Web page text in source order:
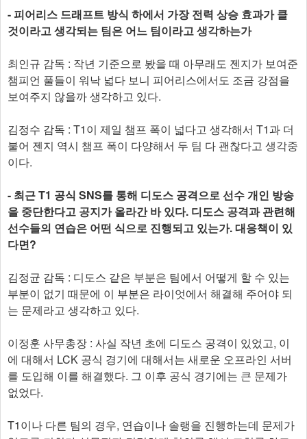
- 피어리스 드래프트 방식 하에서 가장 전력 상승 효과가 클
것이라고 생각되는 팀은 어느 팀이라고 생각하는가
최인규 감독 : 작년 기준으로 봤을 때 아무래도 젠지가 보여준
챔피언 풀들이 워낙 넓다 보니 피어리스에서도 조금 강점을
보여주지 않을까 생각하고 있다.
김정수 감독 : T1이 제일 챔프 폭이 넓다고 생각해서 T1과 더
불어 젠지 역시 챔프 폭이 다양해서 두 팀 다 괜찮다고 생각중
이다.
- 최근 T1 공식 SNS를 통해 디도스 공격으로 선수 개인 방송
을 중단한다고 공지가 올라간 바 있다. 디도스 공격과 관련해
선수들의 연습은 어떤 식으로 진행되고 있는가. 대응책이 있
다면?
김정균 감독 : 디도스 같은 부분은 팀에서 어떻게 할 수 있는
부분이 없기 때문에 이 부분은 라이엇에서 해결해 주어야 되
는 문제라고 생각하고 있다.
이정훈 사무총장 : 사실 작년 초에 디도스 공격이 있었고, 이
에 대해서 LCK 공식 경기에 대해서는 새로운 오프라인 서버
를 도입해 이를 해결했다. 그 이후 공식 경기에는 큰 문제가
없었다.
T1이나 다른 팀의 경우, 연습이나 솔랭을 진행하는데 문제가